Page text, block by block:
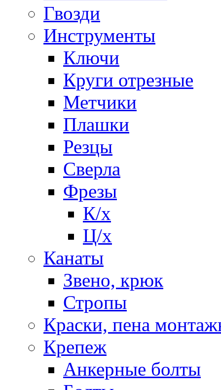
Гвозди
Инструменты
Ключи
Круги отрезные
Метчики
Плашки
Резцы
Сверла
Фрезы
К/х
Ц/х
Канаты
Звено, крюк
Стропы
Краски, пена
Крепеж
Анкерные болты